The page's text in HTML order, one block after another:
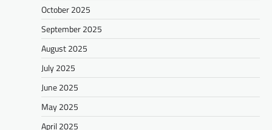
October 2025
September 2025
August 2025
July 2025
June 2025
May 2025
April 2025